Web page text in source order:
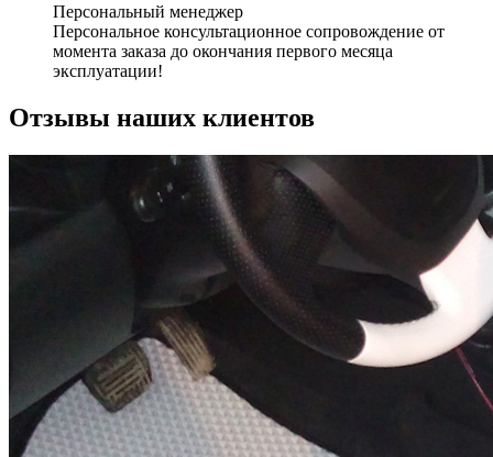
Персональный менеджер
Персональное консультационное сопровождение от
момента заказа до окончания первого месяца
эксплуатации!
Отзывы наших клиентов